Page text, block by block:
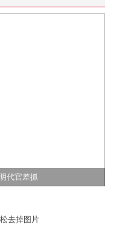
代官差抓
去掉图片